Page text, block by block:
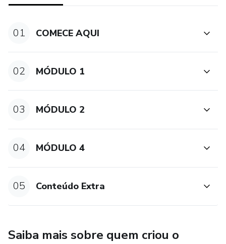
01 COMECE AQUI
02 MÓDULO 1
03 MÓDULO 2
04 MÓDULO 4
05 Conteúdo Extra
Saiba mais sobre quem criou o